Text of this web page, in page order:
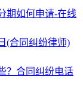
期如何申请-在线
(合同纠纷律师)
？合同纠纷电话